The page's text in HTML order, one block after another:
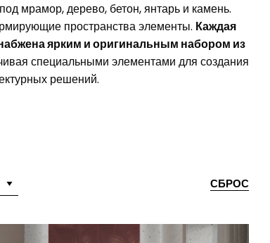
мрамор, дерево, бетон, янтарь и камень.
пространства элементы. Каждая
ярким и оригинальным набором из
специальными элементами для создания
решений.
СБРОС